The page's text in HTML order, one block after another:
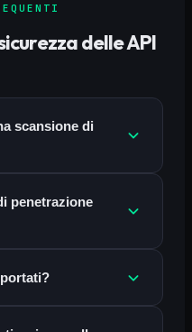
delle API
scansione di
penetrazione